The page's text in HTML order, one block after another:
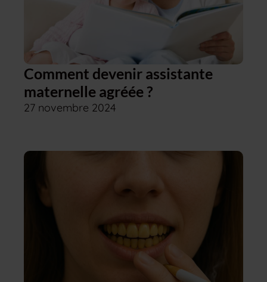
Comment devenir assistante
maternelle agréée ?
27 novembre 2024